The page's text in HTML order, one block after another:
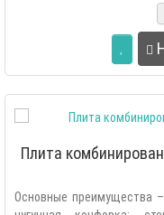
Плита
Основные преимущества